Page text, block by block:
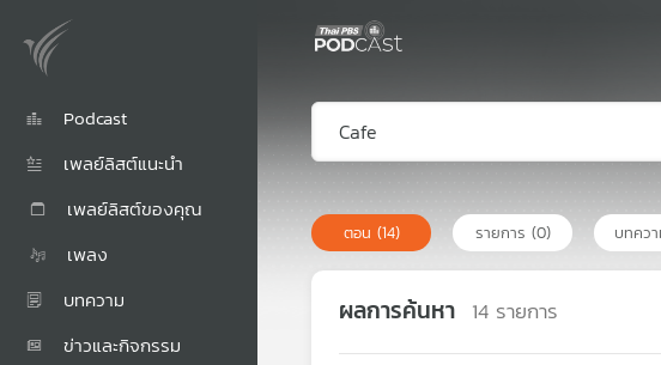
Podcast
เพลย์ลิสต์แนะนำ
เพลย์ลิสต์ของคุณ
เพลง
บทความ
ข่าวและกิจกรรม
ตอน (14) รายการ (0) บทคว
ผลการค้นหา 14 รายการ